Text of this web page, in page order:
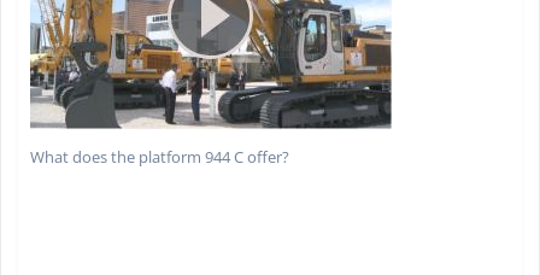
What does the platform 944 C offer?